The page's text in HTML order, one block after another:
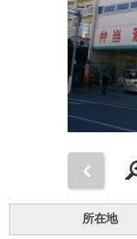
所在地